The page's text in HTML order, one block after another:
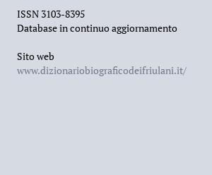
ISSN 3103-8395
Database in continuo aggiornamento
Sito web
www.dizionariobiograficodeifriulani.it/